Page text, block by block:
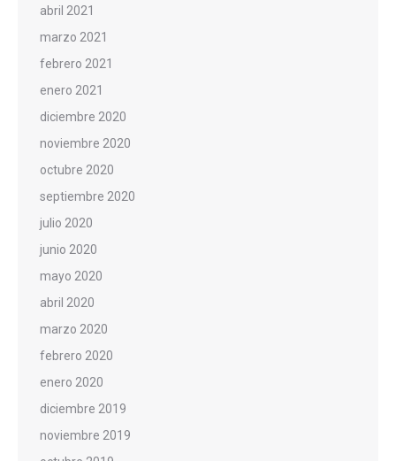
abril 2021
marzo 2021
febrero 2021
enero 2021
diciembre 2020
noviembre 2020
octubre 2020
septiembre 2020
julio 2020
junio 2020
mayo 2020
abril 2020
marzo 2020
febrero 2020
enero 2020
diciembre 2019
noviembre 2019